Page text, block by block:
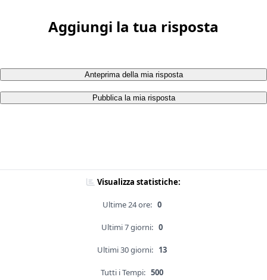
Aggiungi la tua risposta
Anteprima della mia risposta
Pubblica la mia risposta
Visualizza statistiche:
Ultime 24 ore: 0
Ultimi 7 giorni: 0
Ultimi 30 giorni: 13
Tutti i Tempi: 500